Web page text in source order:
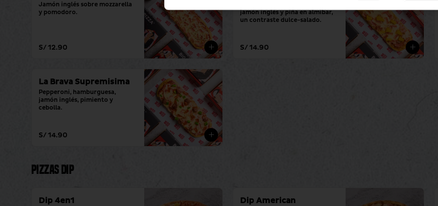
Jamón inglés sobre mozzarella
y pomodoro.
S/ 12.90
jamón inglés y piña en almíbar,
un contraste dulce-salado.
S/ 14.90
La Brava Supremisima
Pepperoni, hamburguesa,
jamón inglés, pimiento y
cebolla.
S/ 14.90
Pizzas Dip
Dip 4en1 Dip American